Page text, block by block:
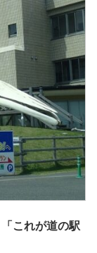
「これが道の駅